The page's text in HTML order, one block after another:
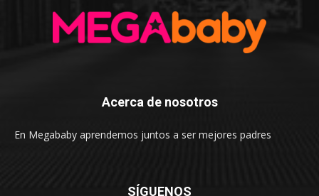
Acerca de nosotros
En Megababy aprendemos juntos a ser mejores padres
SÍGUENOS